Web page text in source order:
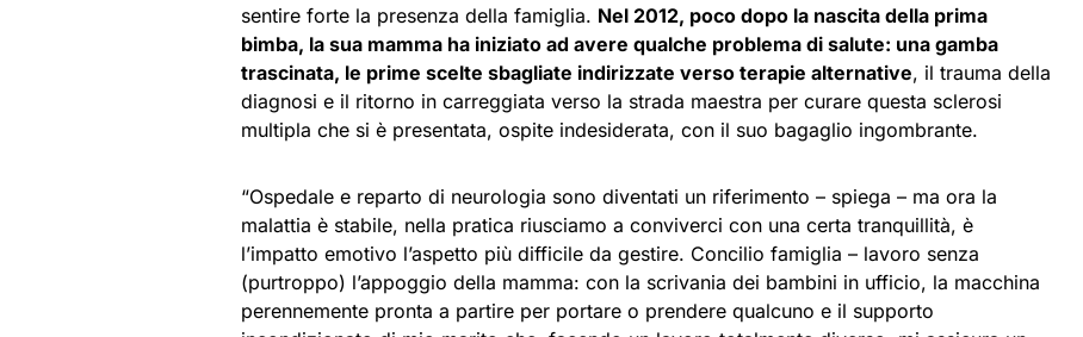
sentire forte la presenza della famiglia. Nel 2012, poco dopo la nascita della prima
bimba, la sua mamma ha iniziato ad avere qualche problema di salute: una gamba
trascinata, le prime scelte sbagliate indirizzate verso terapie alternative, il trauma della
diagnosi e il ritorno in carreggiata verso la strada maestra per curare questa sclerosi
multipla che si è presentata, ospite indesiderata, con il suo bagaglio ingombrante.
“Ospedale e reparto di neurologia sono diventati un riferimento – spiega – ma ora la
malattia è stabile, nella pratica riusciamo a conviverci con una certa tranquillità, è
l’impatto emotivo l’aspetto più difficile da gestire. Concilio famiglia – lavoro senza
(purtroppo) l’appoggio della mamma: con la scrivania dei bambini in ufficio, la macchina
perennemente pronta a partire per portare o prendere qualcuno e il supporto